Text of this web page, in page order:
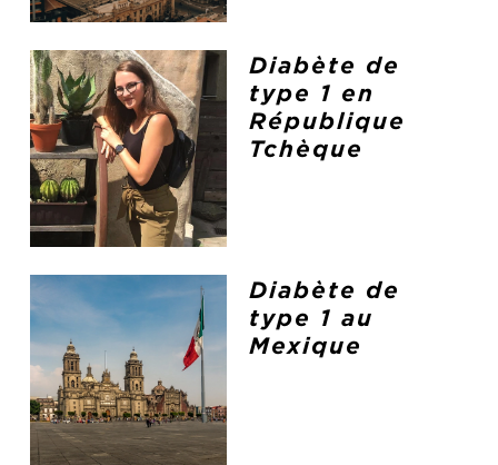
Diabète de
type 1 en
République
Tchèque
Diabète de
type 1 au
Mexique